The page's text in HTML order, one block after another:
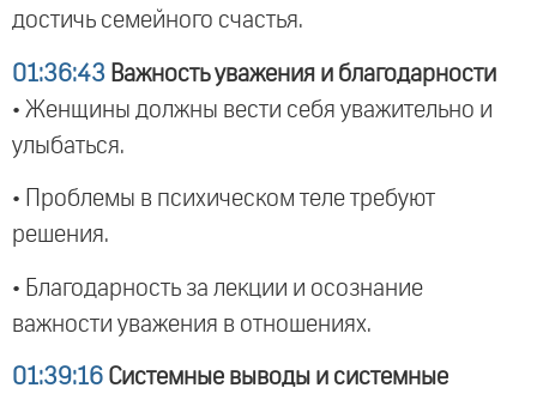
достичь семейного счастья.
01:36:43 Важность уважения и благодарности
• Женщины должны вести себя уважительно и
улыбаться.
• Проблемы в психическом теле требуют
решения.
• Благодарность за лекции и осознание
важности уважения в отношениях.
01:39:16 Системные выводы и системные